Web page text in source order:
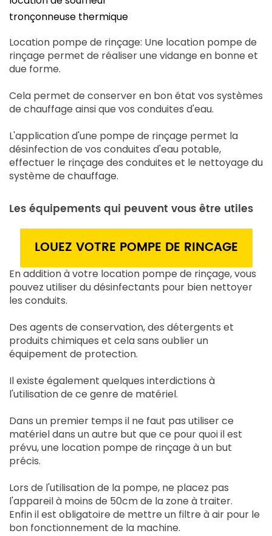
tronçonneuse thermique
Location pompe de rinçage: Une location pompe de
rinçage permet de réaliser une vidange en bonne et
due forme.
Cela permet de conserver en bon état vos systèmes
de chauffage ainsi que vos conduites d'eau.
L'application d'une pompe de rinçage permet la
désinfection de vos conduites d'eau potable,
effectuer le rinçage des conduites et le nettoyage du
système de chauffage.
Les équipements qui peuvent vous être utiles
LOUEZ VOTRE POMPE DE RINCAGE
En addition à votre location pompe de rinçage, vous
pouvez utiliser du désinfectants pour bien nettoyer
les conduits.
Des agents de conservation, des détergents et
produits chimiques et cela sans oublier un
équipement de protection.
Il existe également quelques interdictions à
l'utilisation de ce genre de matériel.
Dans un premier temps il ne faut pas utiliser ce
matériel dans un autre but que ce pour quoi il est
prévu, une location pompe de rinçage à un but
précis.
Lors de l'utilisation de la pompe, ne placez pas
l'appareil à moins de 50cm de la zone à traiter.
Enfin il est obligatoire de mettre un filtre à air pour le
bon fonctionnement de la machine.